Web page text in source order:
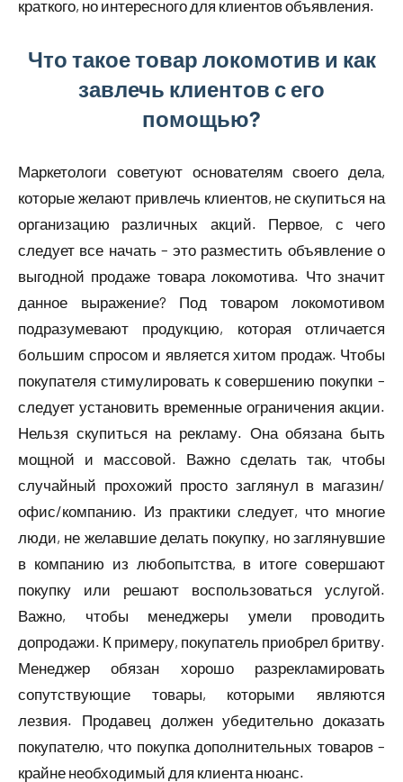
краткого, но интересного для клиентов объявления.
Что такое товар локомотив и как
завлечь клиентов с его
помощью?
Маркетологи советуют основателям своего дела,
которые желают привлечь клиентов, не скупиться на
организацию различных акций. Первое, с чего
следует все начать – это разместить объявление о
выгодной продаже товара локомотива. Что значит
данное выражение? Под товаром локомотивом
подразумевают продукцию, которая отличается
большим спросом и является хитом продаж. Чтобы
покупателя стимулировать к совершению покупки –
следует установить временные ограничения акции.
Нельзя скупиться на рекламу. Она обязана быть
мощной и массовой. Важно сделать так, чтобы
случайный прохожий просто заглянул в магазин/
офис/компанию. Из практики следует, что многие
люди, не желавшие делать покупку, но заглянувшие
в компанию из любопытства, в итоге совершают
покупку или решают воспользоваться услугой.
Важно, чтобы менеджеры умели проводить
допродажи. К примеру, покупатель приобрел бритву.
Менеджер обязан хорошо разрекламировать
сопутствующие товары, которыми являются
лезвия. Продавец должен убедительно доказать
покупателю, что покупка дополнительных товаров –
крайне необходимый для клиента нюанс.